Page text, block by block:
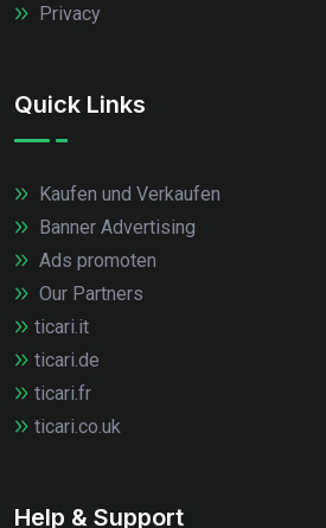
Privacy
Quick Links
Kaufen und Verkaufen
Banner Advertising
Ads promoten
Our Partners
ticari.it
ticari.de
ticari.fr
ticari.co.uk
Help & Support